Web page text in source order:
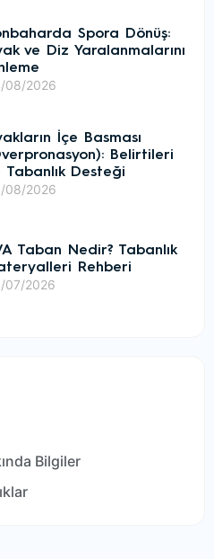
Spora Dönüş:
ve Diz Yaralanmalarını
08/2026
İçe Basması
Belirtileri
Tabanlık Desteği
08/2026
Taban Nedir? Tabanlık
Rehberi
07/2026
Bilgiler